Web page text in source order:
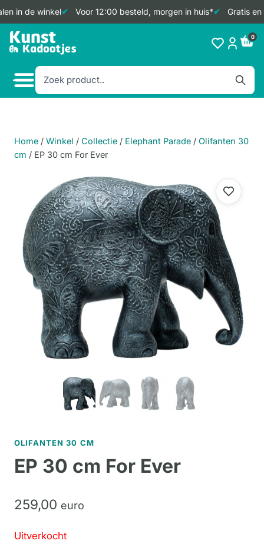
in de winkel Voor 12:00 besteld, morgen in huis* Gratis en
Doorgaan
naar
0
Home / Winkel / Collectie / Elephant Parade / Olifanten 30
cm / EP 30 cm For Ever
OLIFANTEN 30 CM
EP 30 cm For Ever
259,00 euro
Uitverkocht